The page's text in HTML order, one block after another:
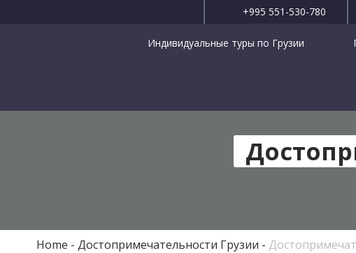
+995 551-530-780
Индивидуальные туры по Грузии
Home Достопримечательности Грузии